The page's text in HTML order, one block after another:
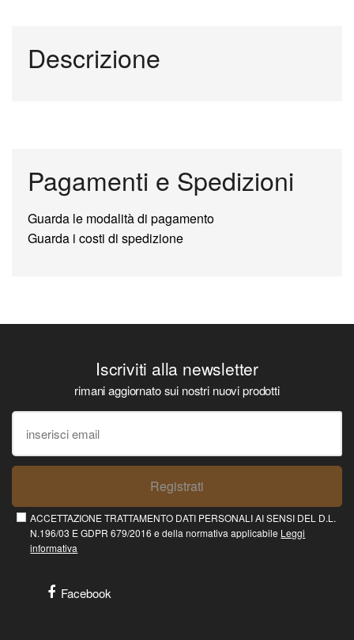
Descrizione
Pagamenti e Spedizioni
Guarda le modalità di pagamento
Guarda i costi di spedizione
Iscriviti alla newsletter
rimani aggiornato sui nostri nuovi prodotti
Registrati
ACCETTAZIONE TRATTAMENTO DATI PERSONALI AI SENSI DEL D.L.
N.196/03 E GDPR 679/2016 e della normativa applicabile Leggi
informativa
Facebook